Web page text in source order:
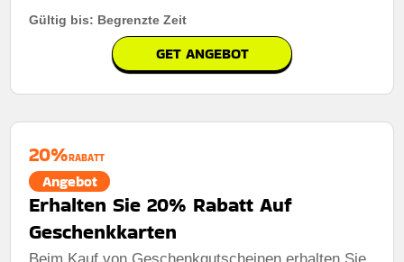
Gültig bis: Begrenzte Zeit
GET ANGEBOT
20%RABATT
Angebot
Erhalten Sie 20% Rabatt Auf
Geschenkkarten
Beim Kauf von Geschenkgutscheinen erhalten Sie